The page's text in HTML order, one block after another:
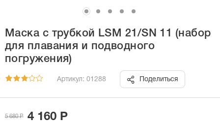
Маска с трубкой LSM 21/SN 11 (набор
для плавания и подводного
погружения)
Артикул: 01288 Поделиться
5 680 Р 4 160 Р